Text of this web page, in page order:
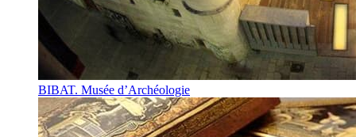
BIBAT. Musée d’Archéologie